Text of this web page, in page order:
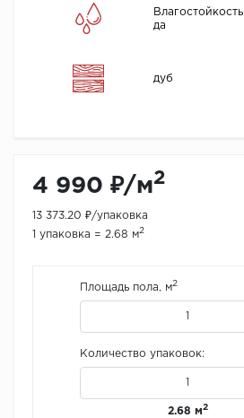
Влагостойкость
да
дуб
4 990 ₽/м2
13 373.20 ₽/упаковка
1 упаковка = 2.68 м2
Площадь пола, м2
Количество упаковок:
2.68 м2